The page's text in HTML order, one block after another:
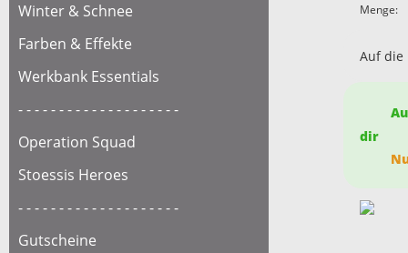
Winter & Schnee
Farben & Effekte
Werkbank Essentials
- - - - - - - - - - - - - - - - - - - -
Operation Squad
Stoessis Heroes
- - - - - - - - - - - - - - - - - - - -
Gutscheine
Menge:
Auf die
dir